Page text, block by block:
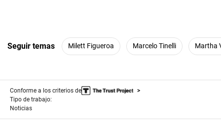
Seguir temas Milett Figueroa Marcelo Tinelli Martha
Conforme a los criterios de
Tipo de trabajo:
Noticias